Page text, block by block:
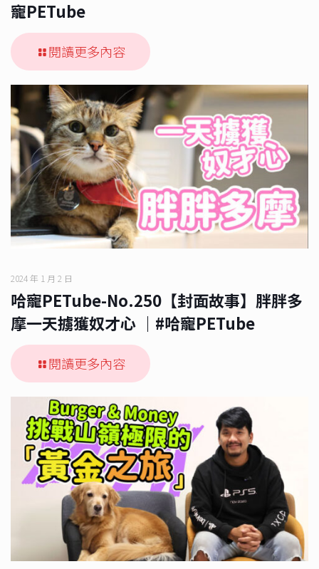
寵PETube
閱讀更多內容
2024 年 1 月 2 日
哈寵PETube-No.250【封面故事】胖胖多
摩一天擄獲奴才心 ｜#哈寵PETube
閱讀更多內容